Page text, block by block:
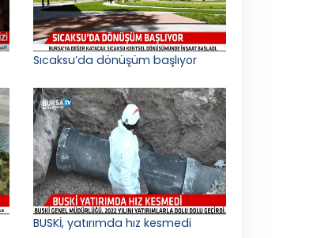
Sıcaksu’da dönüşüm başlıyor
BUSKİ, yatırımda hız kesmedi